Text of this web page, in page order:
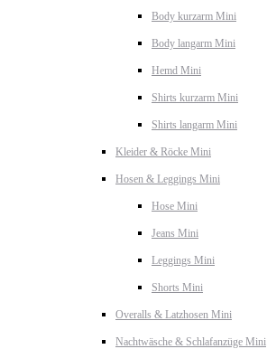
Body kurzarm Mini
Body langarm Mini
Hemd Mini
Shirts kurzarm Mini
Shirts langarm Mini
Kleider & Röcke Mini
Hosen & Leggings Mini
Hose Mini
Jeans Mini
Leggings Mini
Shorts Mini
Overalls & Latzhosen Mini
Nachtwäsche & Schlafanzüge Mini